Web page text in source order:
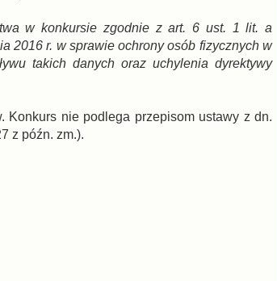
w konkursie zgodnie z art. 6 ust. 1 lit. a
2016 r. w sprawie ochrony osób fizycznych w
takich danych oraz uchylenia dyrektywy
Konkurs nie podlega przepisom ustawy z dn.
z późn. zm.).